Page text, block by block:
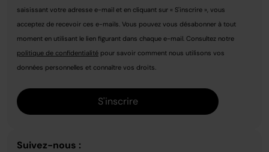
saisissant votre adresse e-mail et en cliquant sur « S'inscrire », vous
acceptez de recevoir ces e-mails. Vous pouvez vous désabonner à tout
moment en utilisant le lien figurant dans chaque e-mail. Consultez notre
politique de confidentialité pour savoir comment nous utilisons vos
données personnelles et connaître vos droits.
S'inscrire
Suivez-nous :